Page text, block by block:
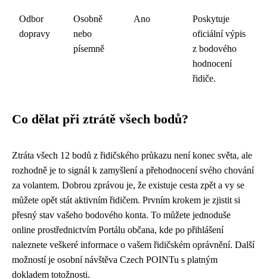
Odbor
dopravy
Osobně
nebo
písemně
Ano
Poskytuje
oficiální výpis
z bodového
hodnocení
řidiče.
Co dělat při ztrátě všech bodů?
Ztráta všech 12 bodů z řidičského průkazu není konec světa, ale
rozhodně je to signál k zamyšlení a přehodnocení svého chování
za volantem. Dobrou zprávou je, že existuje cesta zpět a vy se
můžete opět stát aktivním řidičem. Prvním krokem je zjistit si
přesný stav vašeho bodového konta. To můžete jednoduše
online prostřednictvím Portálu občana, kde po přihlášení
naleznete veškeré informace o vašem řidičském oprávnění. Další
možností je osobní návštěva Czech POINTu s platným
dokladem totožnosti.